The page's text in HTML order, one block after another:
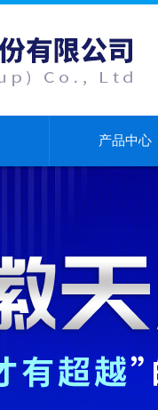
产品中心